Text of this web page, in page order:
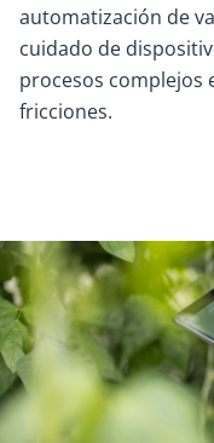
automatización de
cuidado de
procesos complejos
fricciones.